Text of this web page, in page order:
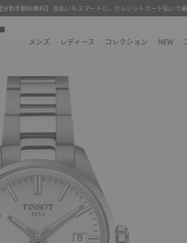
【分割手数料無料】 支払いもスマートに。クレジットカード払いで
メンズ レディース コレクション NEW